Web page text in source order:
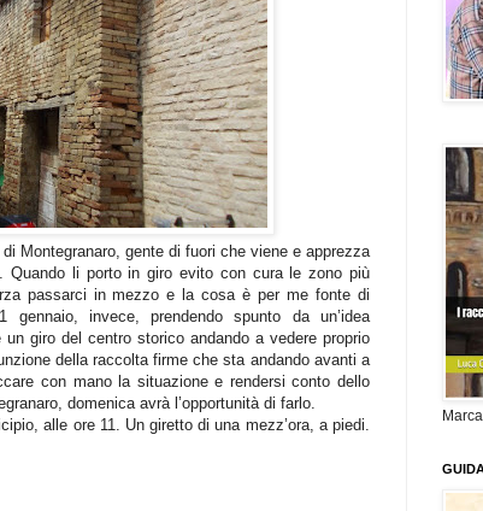
Montegranaro, gente di fuori che viene e apprezza
li porto in giro evito con cura le zono più
passarci in mezzo e la cosa è per me fonte di
gennaio, invece, prendendo spunto da un’idea
giro del centro storico andando a vedere proprio
della raccolta firme che sta andando avanti a
con mano la situazione e rendersi conto dello
domenica avrà l’opportunità di farlo.
alle ore 11. Un giretto di una mezz’ora, a piedi.
Marca